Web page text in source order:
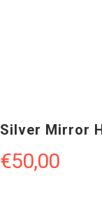
Silver Mirror
€50,00